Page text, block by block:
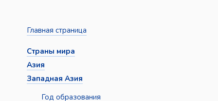
Главная страница
Страны мира
Азия
Западная Азия
Год образования